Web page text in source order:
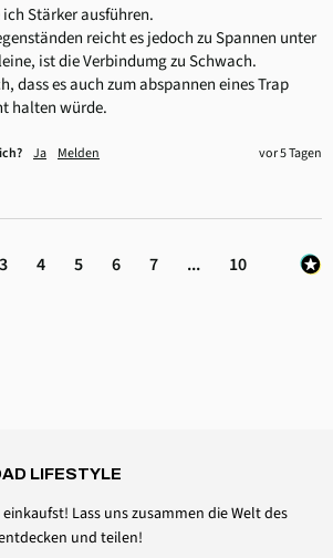
Stärker ausführen.
reicht es jedoch zu Spannen unter
ist die Verbindumg zu Schwach.
dass es auch zum abspannen eines Trap
halten würde.
Ja Melden vor 5 Tagen
3 4 5 6 7 ... 10
LIFESTYLE
Lass uns zusammen die Welt des
und teilen!
Windschutzscheibe
Facebook
Schweiz,